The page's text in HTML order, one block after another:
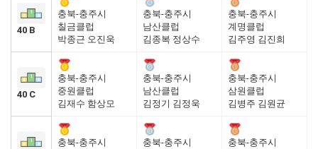
40 B
충북-충주시
칠금클럽
박종근 오진욱
충북-충주시
남산클럽
김종복 정상수
충북-충주시
계명클럽
김주영 김진희
40 C
충북-충주시
중원클럽
김재수 함상모
충북-충주시
남산클럽
김정기 김정욱
충북-충주시
삼원클럽
김병주 김원균
충북-충주시
충북-충주시
충북-충주시